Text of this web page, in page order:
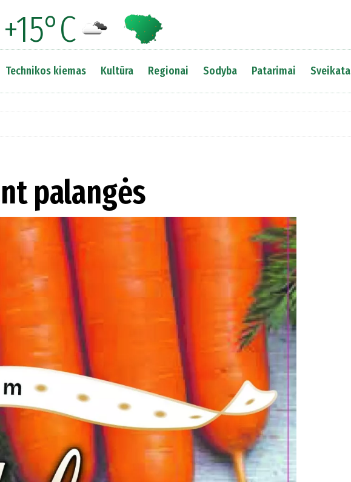
+15°C
Technikos kiemas Kultūra Regionai Sodyba Patarimai Sveikata
palangės